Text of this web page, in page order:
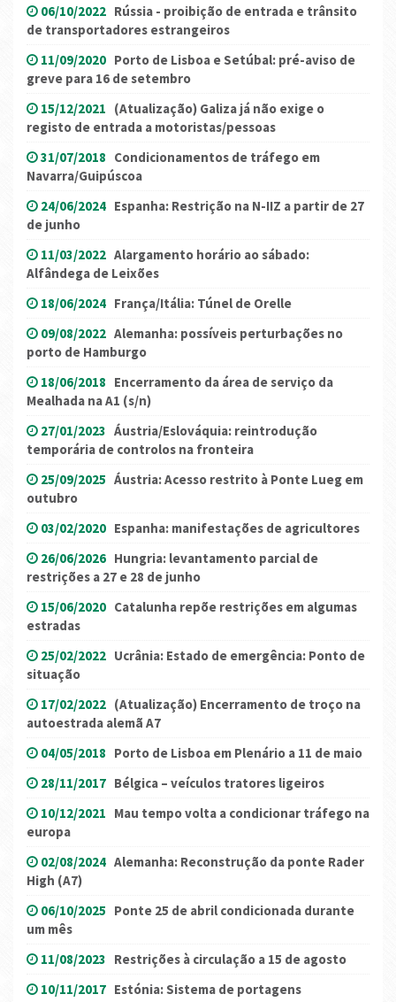
06/10/2022 Rússia - proibição de entrada e trânsito
de transportadores estrangeiros
11/09/2020 Porto de Lisboa e Setúbal: pré-aviso de
greve para 16 de setembro
15/12/2021 (Atualização) Galiza já não exige o
registo de entrada a motoristas/pessoas
31/07/2018 Condicionamentos de tráfego em
Navarra/Guipúscoa
24/06/2024 Espanha: Restrição na N-IIZ a partir de 27
de junho
11/03/2022 Alargamento horário ao sábado:
Alfândega de Leixões
18/06/2024 França/Itália: Túnel de Orelle
09/08/2022 Alemanha: possíveis perturbações no
porto de Hamburgo
18/06/2018 Encerramento da área de serviço da
Mealhada na A1 (s/n)
27/01/2023 Áustria/Eslováquia: reintrodução
temporária de controlos na fronteira
25/09/2025 Áustria: Acesso restrito à Ponte Lueg em
outubro
03/02/2020 Espanha: manifestações de agricultores
26/06/2026 Hungria: levantamento parcial de
restrições a 27 e 28 de junho
15/06/2020 Catalunha repõe restrições em algumas
estradas
25/02/2022 Ucrânia: Estado de emergência: Ponto de
situação
17/02/2022 (Atualização) Encerramento de troço na
autoestrada alemã A7
04/05/2018 Porto de Lisboa em Plenário a 11 de maio
28/11/2017 Bélgica – veículos tratores ligeiros
10/12/2021 Mau tempo volta a condicionar tráfego na
europa
02/08/2024 Alemanha: Reconstrução da ponte Rader
High (A7)
06/10/2025 Ponte 25 de abril condicionada durante
um mês
11/08/2023 Restrições à circulação a 15 de agosto
10/11/2017 Estónia: Sistema de portagens